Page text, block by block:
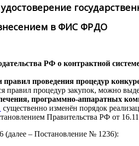
в ФИС ФРДО
РФ о контрактной
проведения процедур
правил процедур закупок, можно
программно-аппаратных
существенно изменён порядок
Правительства РФ от
(далее – Постановление № 1236):